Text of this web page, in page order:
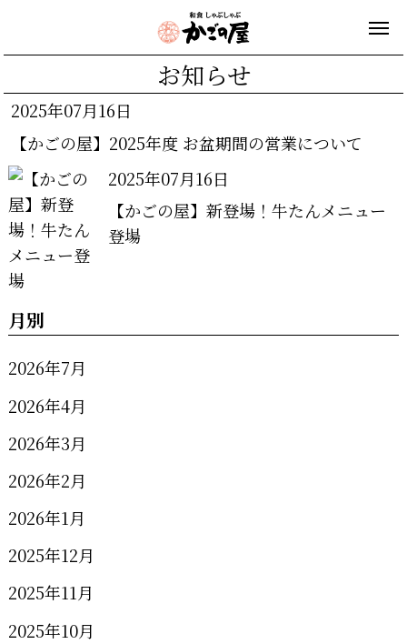
お知らせ
2025年07月16日
【かごの屋】2025年度 お盆期間の営業について
2025年07月16日
【かごの屋】新登場！牛たんメニュー
登場
月別
2026年7月
2026年4月
2026年3月
2026年2月
2026年1月
2025年12月
2025年11月
2025年10月